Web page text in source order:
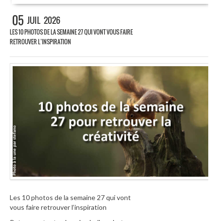
05 JUIL 2026
LES 10 PHOTOS DE LA SEMAINE 27 QUI VONT VOUS FAIRE
RETROUVER L’INSPIRATION
Les 10 photos de la semaine 27 qui vont
vous faire retrouver l’inspiration